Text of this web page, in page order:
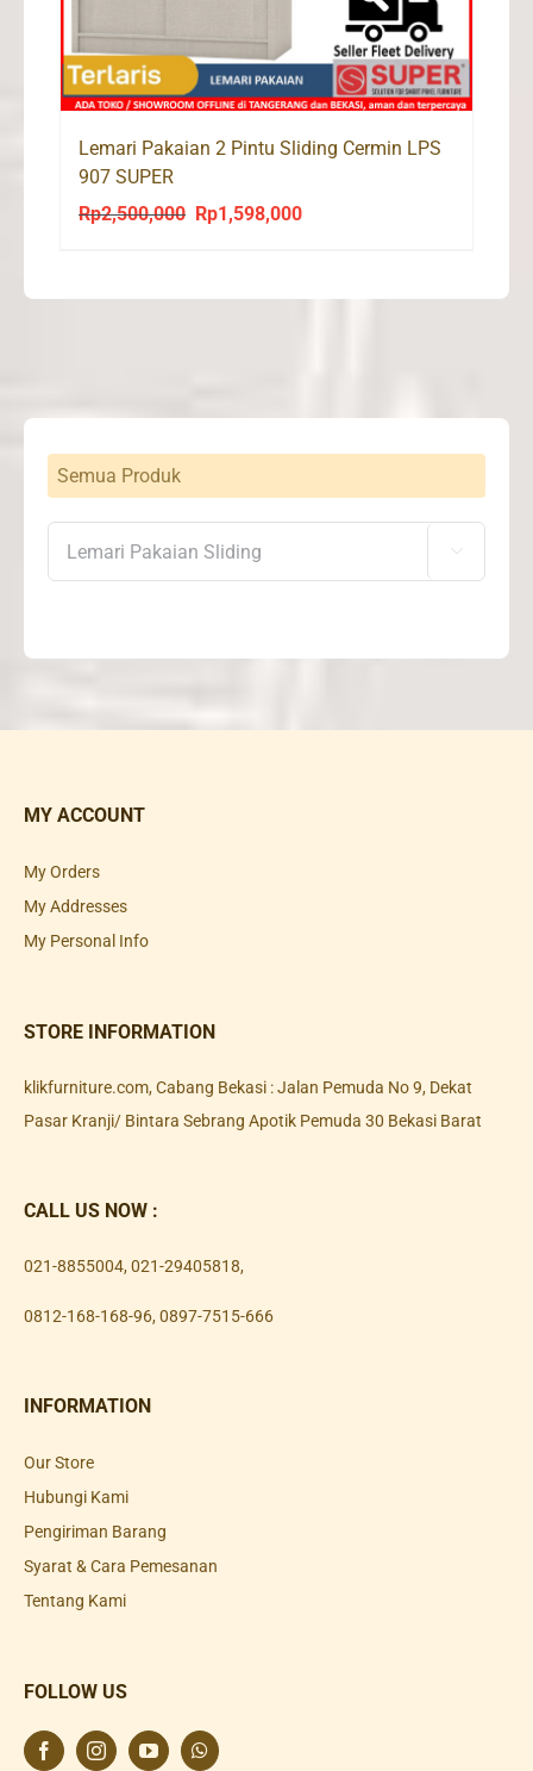
Lemari Pakaian 2 Pintu Sliding Cermin LPS
907 SUPER
Rp2,500,000
Original
Rp1,598,000Current
Semua Produk

MY ACCOUNT
My Orders
My Addresses
My Personal Info
STORE INFORMATION
klikfurniture.com, Cabang Bekasi : Jalan Pemuda No 9, Dekat
Pasar Kranji/ Bintara Sebrang Apotik Pemuda 30 Bekasi Barat
CALL US NOW :
021-8855004, 021-29405818,
0812-168-168-96, 0897-7515-666
INFORMATION
Our Store
Hubungi Kami
Pengiriman Barang
Syarat & Cara Pemesanan
Tentang Kami
FOLLOW US